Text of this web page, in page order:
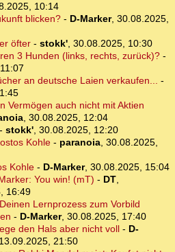
10:14
blicken?- D-Marker, 30.08.2025,
öfter- stokk', 30.08.2025, 10:30
3 Hunden (links, rechts, zurück)?-
an deutsche Laien verkaufen... -
Vermögen auch nicht mit Aktien
, 30.08.2025, 12:04
- stokk', 30.08.2025, 12:20
Kohle- paranoia, 30.08.2025,
Kohle- D-Marker, 30.08.2025, 15:04
You win! (mT) - DT,
16:49
Lernprozess zum Vorbild
- D-Marker, 30.08.2025, 17:40
den Hals aber nicht voll- D-
13.09.2025, 21:50